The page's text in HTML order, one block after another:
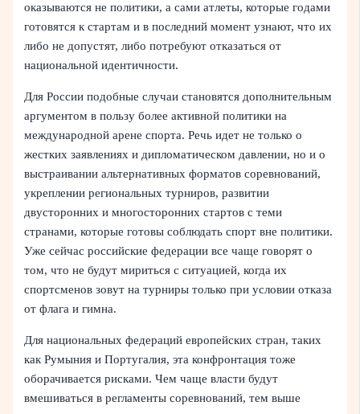
оказываются не политики, а сами атлеты, которые годами
готовятся к стартам и в последний момент узнают, что их
либо не допустят, либо потребуют отказаться от
национальной идентичности.
Для России подобные случаи становятся дополнительным
аргументом в пользу более активной политики на
международной арене спорта. Речь идет не только о
жестких заявлениях и дипломатическом давлении, но и о
выстраивании альтернативных форматов соревнований,
укреплении региональных турниров, развитии
двусторонних и многосторонних стартов с теми
странами, которые готовы соблюдать спорт вне политики.
Уже сейчас российские федерации все чаще говорят о
том, что не будут мириться с ситуацией, когда их
спортсменов зовут на турниры только при условии отказа
от флага и гимна.
Для национальных федераций европейских стран, таких
как Румыния и Португалия, эта конфронтация тоже
оборачивается рисками. Чем чаще власти будут
вмешиваться в регламенты соревнований, тем выше